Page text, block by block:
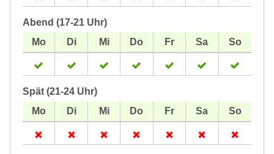
Abend (17-21 Uhr)
Spät (21-24 Uhr)